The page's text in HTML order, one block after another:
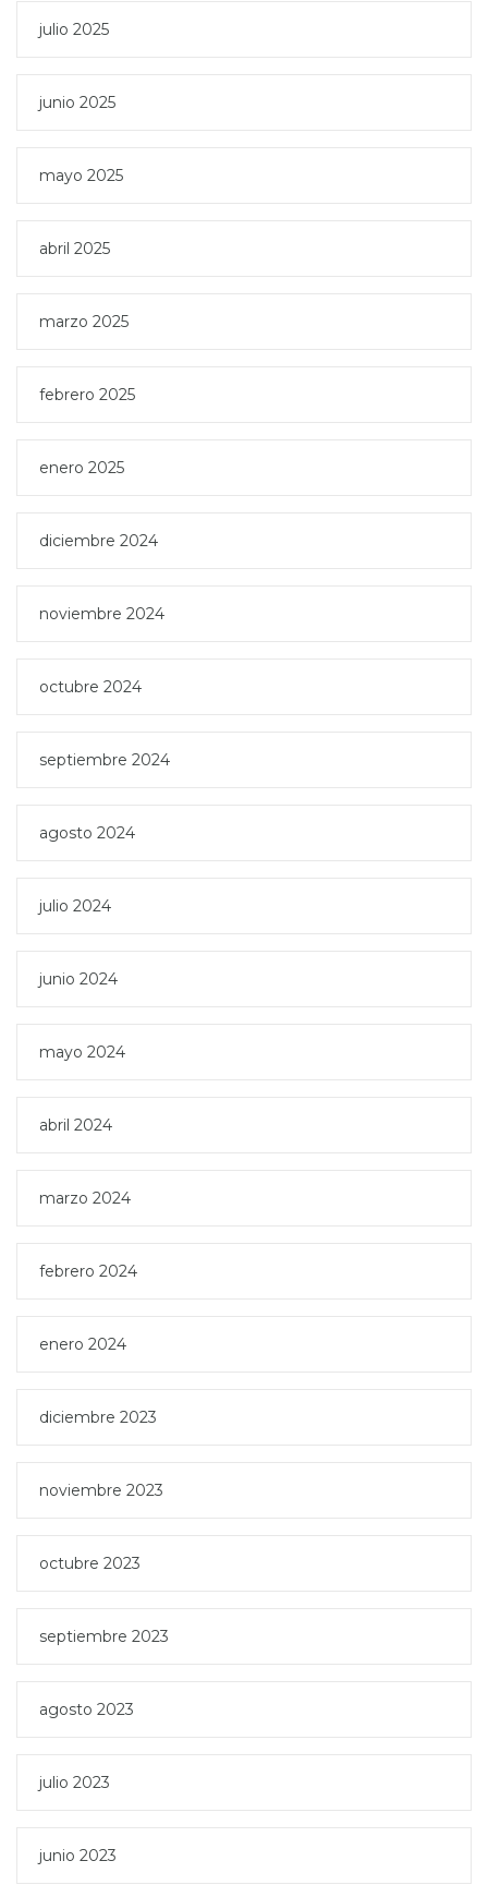
julio 2025
junio 2025
mayo 2025
abril 2025
marzo 2025
febrero 2025
enero 2025
diciembre 2024
noviembre 2024
octubre 2024
septiembre 2024
agosto 2024
julio 2024
junio 2024
mayo 2024
abril 2024
marzo 2024
febrero 2024
enero 2024
diciembre 2023
noviembre 2023
octubre 2023
septiembre 2023
agosto 2023
julio 2023
junio 2023